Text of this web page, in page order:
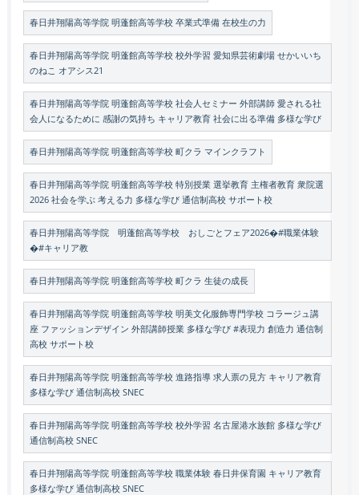
春日井翔陽高等学院 明蓬館高等学校 卒業式準備 在校生の力
春日井翔陽高等学院 明蓬館高等学校 校外学習 愛知県芸術劇場 せかいいち
のねこ オアシス21
春日井翔陽高等学院 明蓬館高等学校 社会人セミナー 外部講師 愛される社
会人になるために 感謝の気持ち キャリア教育 社会に出る準備 多様な学び
春日井翔陽高等学院 明蓬館高等学校 町クラ マインクラフト
春日井翔陽高等学院 明蓬館高等学校 特別授業 選挙教育 主権者教育 衆院選
2026 社会を学ぶ 考える力 多様な学び 通信制高校 サポート校
春日井翔陽高等学院 明蓬館高等学校 おしごとフェア2026�#職業体験
�#キャリア教
春日井翔陽高等学院 明蓬館高等学校 町クラ 生徒の成長
春日井翔陽高等学院 明蓬館高等学校 明美文化服飾専門学校 コラージュ講
座 ファッションデザイン 外部講師授業 多様な学び #表現力 創造力 通信制
高校 サポート校
春日井翔陽高等学院 明蓬館高等学校 進路指導 求人票の見方 キャリア教育
多様な学び 通信制高校 SNEC
春日井翔陽高等学院 明蓬館高等学校 校外学習 名古屋港水族館 多様な学び
通信制高校 SNEC
春日井翔陽高等学院 明蓬館高等学校 職業体験 春日井保育園 キャリア教育
多様な学び 通信制高校 SNEC